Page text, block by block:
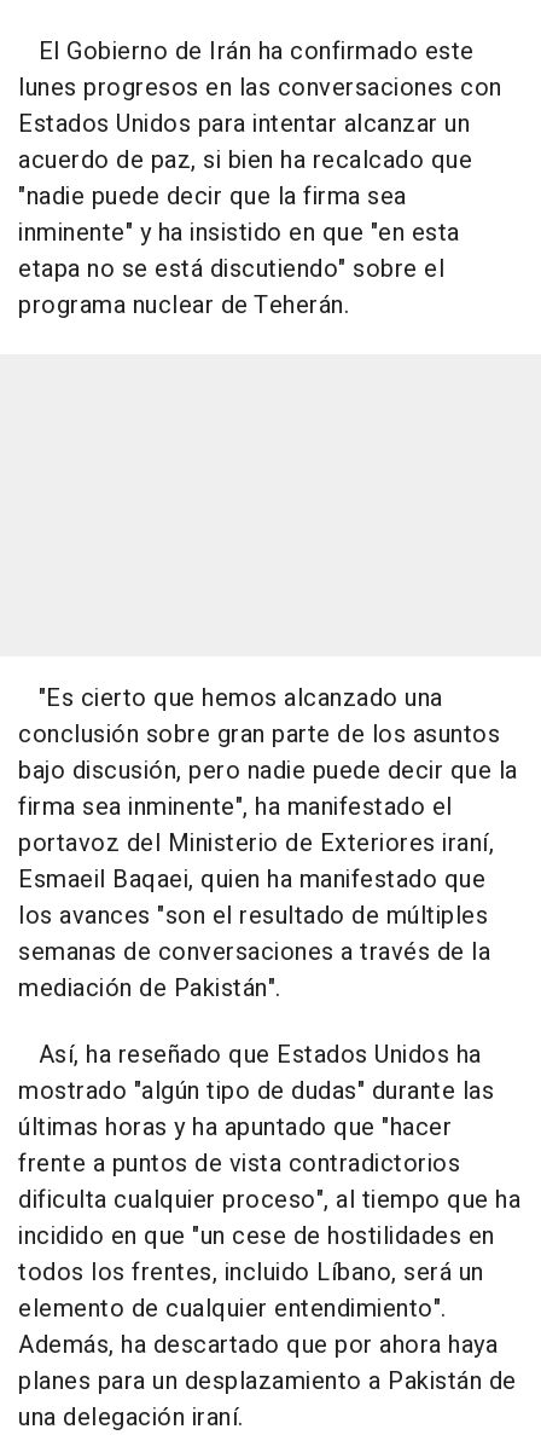
El Gobierno de Irán ha confirmado este
lunes progresos en las conversaciones con
Estados Unidos para intentar alcanzar un
acuerdo de paz, si bien ha recalcado que
"nadie puede decir que la firma sea
inminente" y ha insistido en que "en esta
etapa no se está discutiendo" sobre el
programa nuclear de Teherán.
"Es cierto que hemos alcanzado una
conclusión sobre gran parte de los asuntos
bajo discusión, pero nadie puede decir que la
firma sea inminente", ha manifestado el
portavoz del Ministerio de Exteriores iraní,
Esmaeil Baqaei, quien ha manifestado que
los avances "son el resultado de múltiples
semanas de conversaciones a través de la
mediación de Pakistán".
Así, ha reseñado que Estados Unidos ha
mostrado "algún tipo de dudas" durante las
últimas horas y ha apuntado que "hacer
frente a puntos de vista contradictorios
dificulta cualquier proceso", al tiempo que ha
incidido en que "un cese de hostilidades en
todos los frentes, incluido Líbano, será un
elemento de cualquier entendimiento".
Además, ha descartado que por ahora haya
planes para un desplazamiento a Pakistán de
una delegación iraní.